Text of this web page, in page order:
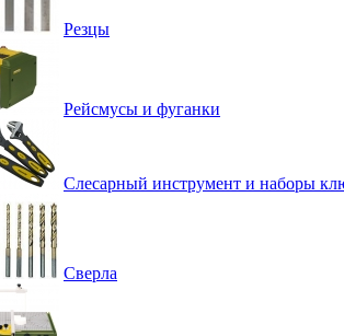
Резцы
Рейсмусы и фуганки
Слесарный инструмент и наборы
Сверла